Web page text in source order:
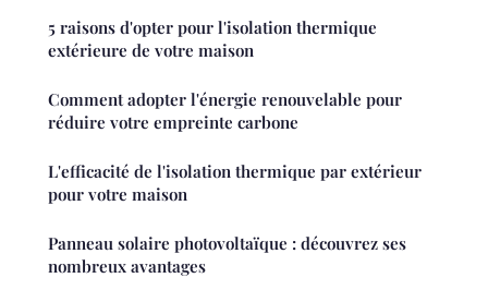
5 raisons d'opter pour l'isolation thermique
extérieure de votre maison
Comment adopter l'énergie renouvelable pour
réduire votre empreinte carbone
L'efficacité de l'isolation thermique par extérieur
pour votre maison
Panneau solaire photovoltaïque : découvrez ses
nombreux avantages